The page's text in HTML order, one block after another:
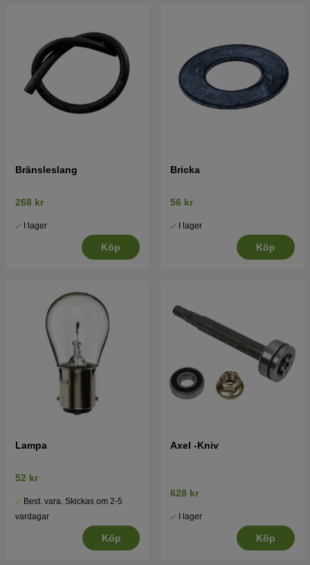
Bränsleslang
268 kr
I lager
Köp
Bricka
56 kr
I lager
Köp
Lampa
52 kr
Best. vara. Skickas om 2-5
vardagar
Köp
Axel -Kniv
628 kr
I lager
Köp